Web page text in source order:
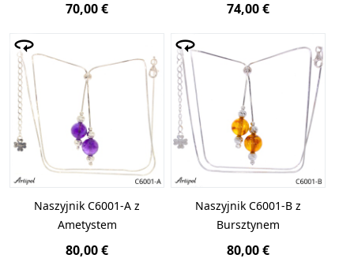
70,00 € 74,00 €
Naszyjnik C6001-A z
Ametystem
80,00 €
Naszyjnik C6001-B z
Bursztynem
80,00 €